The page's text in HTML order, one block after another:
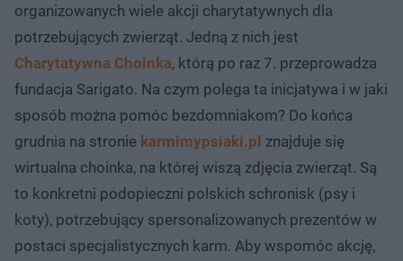
organizowanych wiele akcji charytatywnych dla
potrzebujących zwierząt. Jedną z nich jest
Charytatywna Choinka, którą po raz 7. przeprowadza
fundacja Sarigato. Na czym polega ta inicjatywa i w jaki
sposób można pomóc bezdomniakom? Do końca
grudnia na stronie karmimypsiaki.pl znajduje się
wirtualna choinka, na której wiszą zdjęcia zwierząt. Są
to konkretni podopieczni polskich schronisk (psy i
koty), potrzebujący spersonalizowanych prezentów w
postaci specjalistycznych karm. Aby wspomóc akcję,